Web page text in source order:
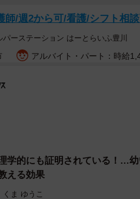
数なこともあり、卒業までクラ
仲間はずれにされているとのこ
師/週2から可/看護/シフト相
ーステーション はーとらいふ豊川
アルバイト・パート：時給
学的にも証明されている！…
える効果
くま ゆうこ